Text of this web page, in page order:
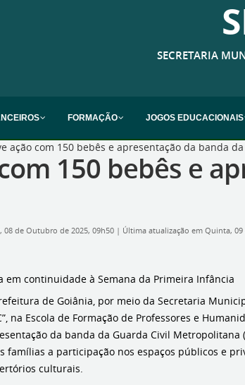
SECRETARIA
FORMAÇÃO JOGOS EDUCACIONAIS
ação com 150 bebês e apresentação da banda da
150 bebês e
08 de Outubro de 2025, 09h50 | Última atualização em Quinta, 09
em continuidade à Semana da Primeira Infância
de Goiânia, por meio da Secretaria
na Escola de Formação de Professores e
da banda da Guarda Civil
famílias a participação nos espaços públicos e
culturais.